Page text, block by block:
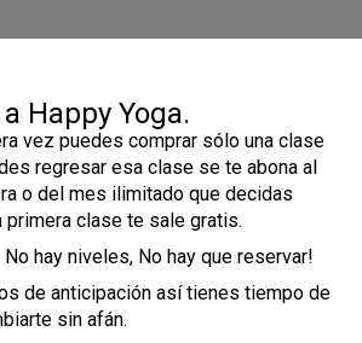
Happy Yoga.
vez puedes comprar sólo una clase
regresar esa clase se te abona al
o del mes ilimitado que decidas
primera clase te sale gratis.
hay niveles, No hay que reservar!
de anticipación así tienes tiempo de
sin afán.